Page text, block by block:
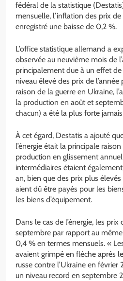
fédéral de la statistique
mensuelle, l’inflation des prix
enregistré une baisse de 0,2 %.
L’office statistique allemand a
observée au neuvième mois de
principalement due à un effet de
niveau élevé des prix de l’année
raison de la guerre en Ukraine,
la production en août et
chacun) a été la plus forte
À cet égard, Destatis a ajouté
l’énergie était la principale
production en glissement
intermédiaires étaient
an, bien que des prix plus
aient dû être payés pour les
les biens d’équipement.
Dans le cas de l’énergie, les
septembre par rapport au
0,4 % en termes mensuels. «
avaient grimpé en flèche après
russe contre l’Ukraine en
un niveau record en septembre